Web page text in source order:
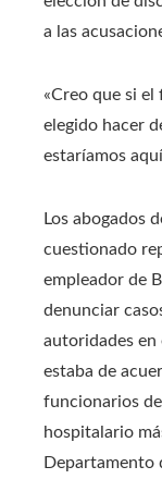
a las
«Creo que si el
elegido hacer
estaríamos
Los abogados
cuestionado
empleador de
denunciar
autoridades en
estaba de
funcionarios
hospitalario
Departamento